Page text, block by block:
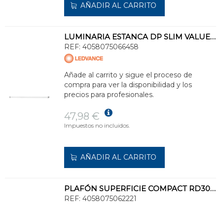
AÑADIR AL CARRITO
LUMINARIA ESTANCA DP SLIM VALUE 1200 36W 4000K IP65
REF: 4058075066458
Añade al carrito y sigue el proceso de
compra para ver la disponibilidad y los
precios para profesionales.
47,98 €
Impuestos no incluidos.
AÑADIR AL CARRITO
PLAFÓN SUPERFICIE COMPACT RD300 24W 4000K IP65 IK10
REF: 4058075062221